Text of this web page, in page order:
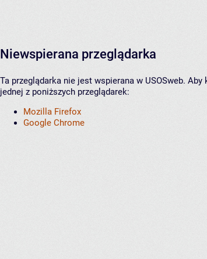
Niewspierana przeglądarka
Ta przeglądarka nie jest wspierana w USOSweb.
jednej z poniższych przeglądarek:
Mozilla Firefox
Google Chrome